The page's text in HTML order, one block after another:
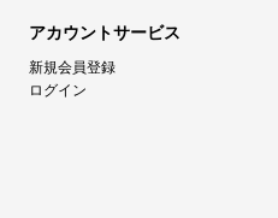
アカウントサービス
新規会員登録
ログイン